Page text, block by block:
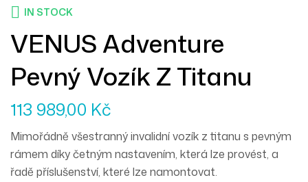
IN STOCK
VENUS Adventure
Pevný Vozík Z Titanu
113 989,00 Kč
Mimořádně všestranný invalidní vozík z titanu s pevným
rámem díky četným nastavením, která lze provést, a
řadě příslušenství, které lze namontovat.